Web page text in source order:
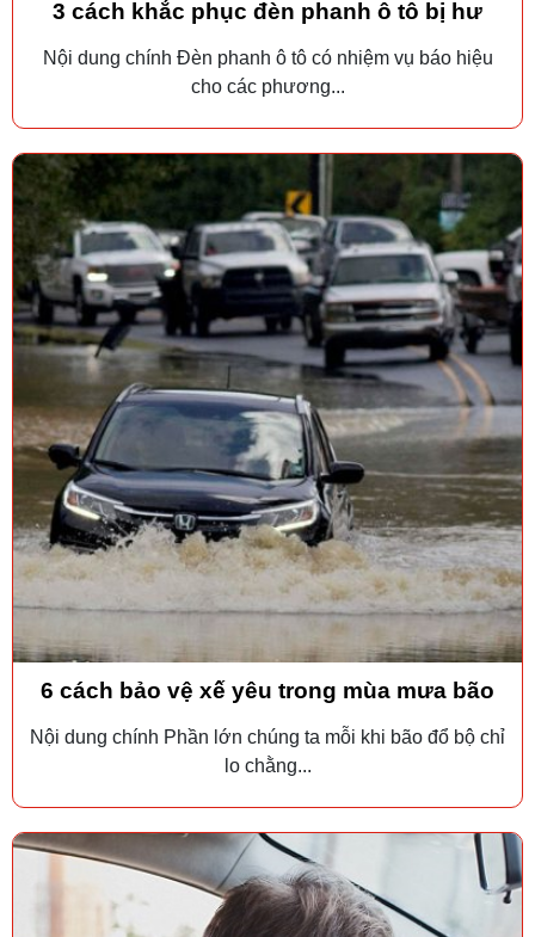
3 cách khắc phục đèn phanh ô tô bị hư
Nội dung chính Đèn phanh ô tô có nhiệm vụ báo hiệu
cho các phương...
6 cách bảo vệ xế yêu trong mùa mưa bão
Nội dung chính Phần lớn chúng ta mỗi khi bão đổ bộ chỉ
lo chằng...